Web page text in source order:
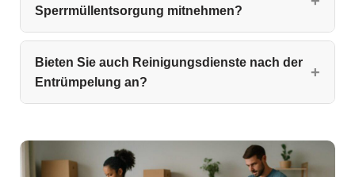
Sperrmüllentsorgung mitnehmen?
Bieten Sie auch Reinigungsdienste nach der
Entrümpelung an?